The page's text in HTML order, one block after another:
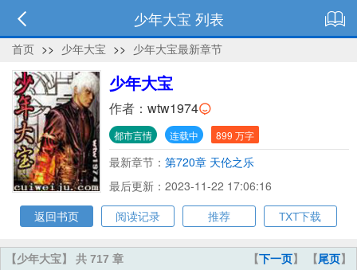
少年大宝 列表
首页 >> 少年大宝 >> 少年大宝最新章节
少年大宝
作者： wtw1974
都市言情 连载中 899 万字
最新章节： 第720章 天伦之乐
最后更新：2023-11-22 17:06:16
返回书页
阅读记录 推荐 TXT下载
【下一页】 【尾页】
【少年大宝】 共 717 章